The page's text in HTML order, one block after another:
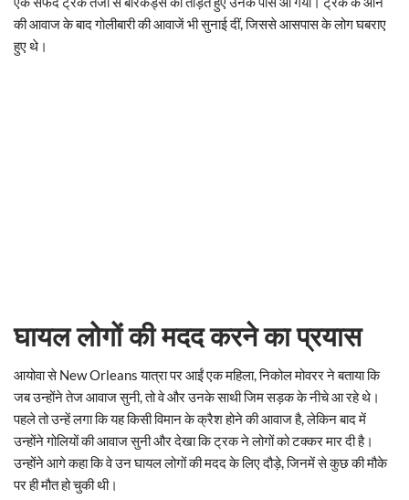
की आवाज के बाद गोलीबारी की आवाजें भी सुनाई दीं, जिससे आसपास के लोग घबराए
हुए थे।
घायल लोगों की मदद करने का प्रयास
आयोवा से New Orleans यात्रा पर आईं एक महिला, निकोल मोवरर ने बताया कि
जब उन्होंने तेज आवाज सुनी, तो वे और उनके साथी जिम सड़क के नीचे आ रहे थे।
पहले तो उन्हें लगा कि यह किसी विमान के क्रैश होने की आवाज है, लेकिन बाद में
उन्होंने गोलियों की आवाज सुनी और देखा कि ट्रक ने लोगों को टक्कर मार दी है।
उन्होंने आगे कहा कि वे उन घायल लोगों की मदद के लिए दौड़े, जिनमें से कुछ की मौके
पर ही मौत हो चुकी थी।